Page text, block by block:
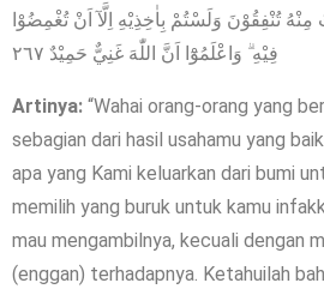
مِنْهُ تُنْفِقُوْنَ وَلَسْتُمْ بِاٰخِذِيْهِ اِلَّآ اَنْ تُغْمِضُوْا
فِيْهِ ۗ وَاعْلَمُوْٓا اَنَّ اللّٰهَ غَنِيٌّ حَمِيْدٌ ٢٦٧
Artinya: “Wahai orang-orang yang
sebagian dari hasil usahamu yang
apa yang Kami keluarkan dari bumi
memilih yang buruk untuk kamu
mau mengambilnya, kecuali dengan
(enggan) terhadapnya. Ketahuilah